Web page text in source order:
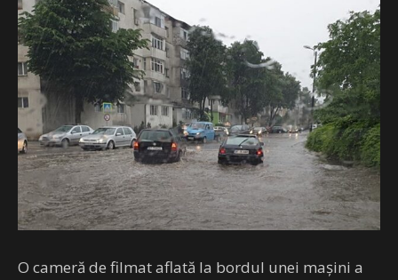
O cameră de filmat aflată la bordul unei maşini a